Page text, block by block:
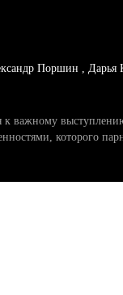
Поршин , Дарья
к важному
которого